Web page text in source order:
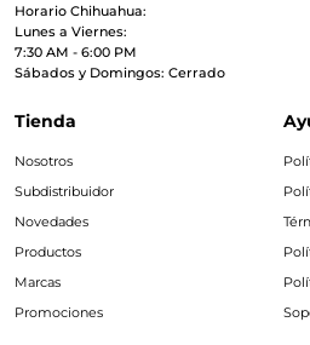
Horario Chihuahua:
Lunes a Viernes:
7:30 AM - 6:00 PM
Sábados y Domingos: Cerrado
Tienda
Nosotros
Subdistribuidor
Novedades
Productos
Marcas
Promociones